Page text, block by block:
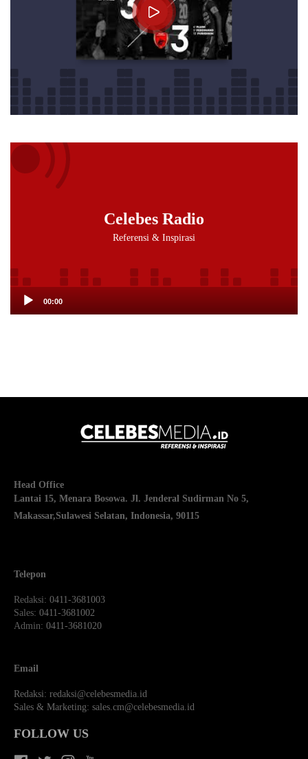
Celebes Radio
Referensi & Inspirasi
Audio
Player
00:00
Head Office
Lantai 15, Menara Bosowa. Jl. Jenderal Sudirman No 5,
Makassar,Sulawesi Selatan, Indonesia, 90115
Telepon
Redaksi: 0411-3681003
Sales: 0411-3681002
Admin: 0411-3681020
Email
Redaksi: redaksi@celebesmedia.id
Sales & Marketing: sales.cm@celebesmedia.id
FOLLOW US